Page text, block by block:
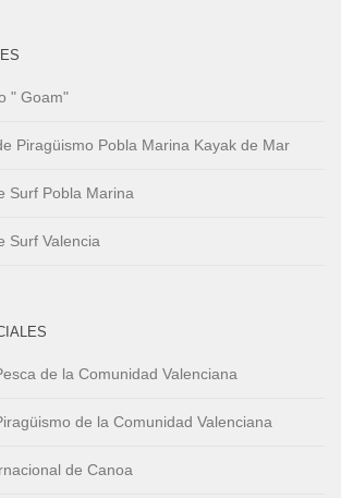
" Goam"
Piragüismo Pobla Marina Kayak de Mar
Surf Pobla Marina
Surf Valencia
de la Comunidad Valenciana
de la Comunidad Valenciana
de Canoa